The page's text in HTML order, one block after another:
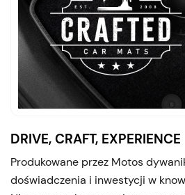
DRIVE, CRAFT, EXPERIENCE
Produkowane przez Motos
doświadczenia i inwestycji w